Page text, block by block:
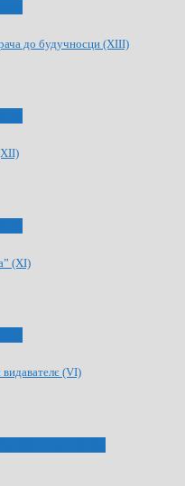
до будучносци (XIII)
(XI)
(VI)